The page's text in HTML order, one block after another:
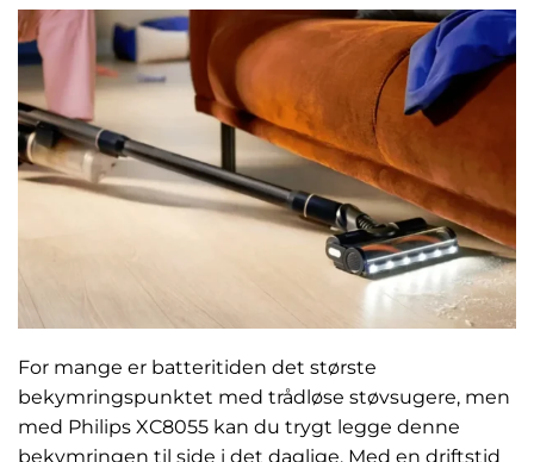
For mange er batteritiden det største
bekymringspunktet med trådløse støvsugere, men
med Philips XC8055 kan du trygt legge denne
bekymringen til side i det daglige. Med en driftstid